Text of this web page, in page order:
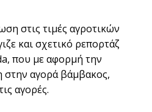
στις τιμές αγροτικών
και σχετικό ρεπορτάζ
που με αφορμή την
αγορά βάμβακος,
αγορές.